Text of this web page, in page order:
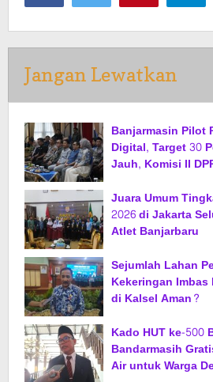
Jangan Lewatkan
Banjarmasin Pilot
Digital, Target 30
Jauh, Komisi II
Juara Umum
2026 di Jakarta
Atlet Banjarbaru
Sejumlah Lahan
Kekeringan Imbas
di Kalsel Aman?
Kado HUT ke-500
Bandarmasih
Air untuk Warga